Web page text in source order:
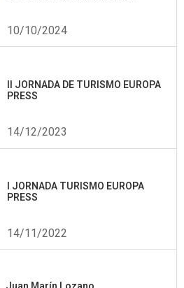
10/10/2024
II JORNADA DE TURISMO EUROPA
PRESS
14/12/2023
I JORNADA TURISMO EUROPA
PRESS
14/11/2022